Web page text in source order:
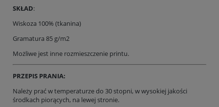
SKŁAD:
Wiskoza 100% (tkanina)
Gramatura 85 g/m2
Możliwe jest inne rozmieszczenie printu.
PRZEPIS PRANIA:
Należy prać w temperaturze do 30 stopni, w wysokiej jakości
środkach piorących, na lewej stronie.